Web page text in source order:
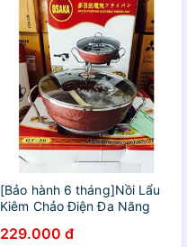
[Bảo hành 6 tháng]Nồi Lẩu
Kiêm Chảo Điện Đa Năng
2021
229.000 đ